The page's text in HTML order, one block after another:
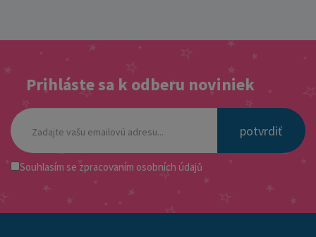
Prihláste sa k odberu noviniek
potvrdiť
Souhlasím se zpracovaním osobních údajů